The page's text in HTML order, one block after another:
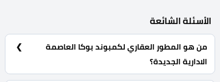
الأسئلة الشائعة
من هو المطور العقاري لكمبوند بوكا العاصمة
الادارية الجديدة؟
شركة ماستر بلدر جروب للتطوير العقاري Master Builder